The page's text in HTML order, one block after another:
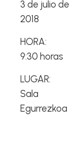
3 de julio de
2018
HORA:
9:30 horas
LUGAR:
Sala
Egurrezkoa